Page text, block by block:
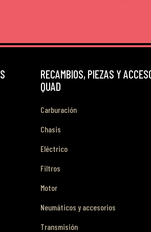
RECAMBIOS, PIEZAS Y
QUAD
Carburación
Chasis
Eléctrico
Filtros
Motor
Neumáticos y accesorios
Transmisión